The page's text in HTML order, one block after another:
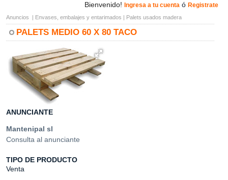
Bienvenido! Ingresa a tu cuenta ó Registrate
Anuncios | Envases, embalajes y entarimados | Palets usados madera
PALETS MEDIO 60 X 80 TACO
ANUNCIANTE
Mantenipal sl
Consulta al anunciante
TIPO DE PRODUCTO
Venta